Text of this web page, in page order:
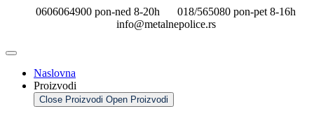
content
0606064900 pon-ned 8-20h
018/565080 pon-pet 8-16h
info@metalnepolice.rs
Naslovna
Proizvodi
Close Proizvodi Open Proizvodi